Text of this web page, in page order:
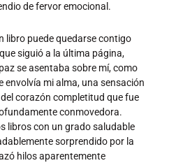
de fervor emocional.
libro puede quedarse contigo
siguió a la última página,
se asentaba sobre mí, como
envolvía mi alma, una sensación
corazón completitud que fue
conmovedora.
libros con un grado saludable
sorprendido por la
hilos aparentemente